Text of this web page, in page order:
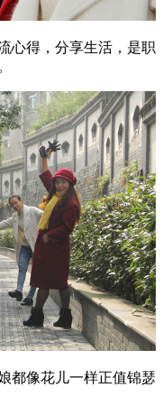
心得，分享生活，是职
都像花儿一样正值锦瑟